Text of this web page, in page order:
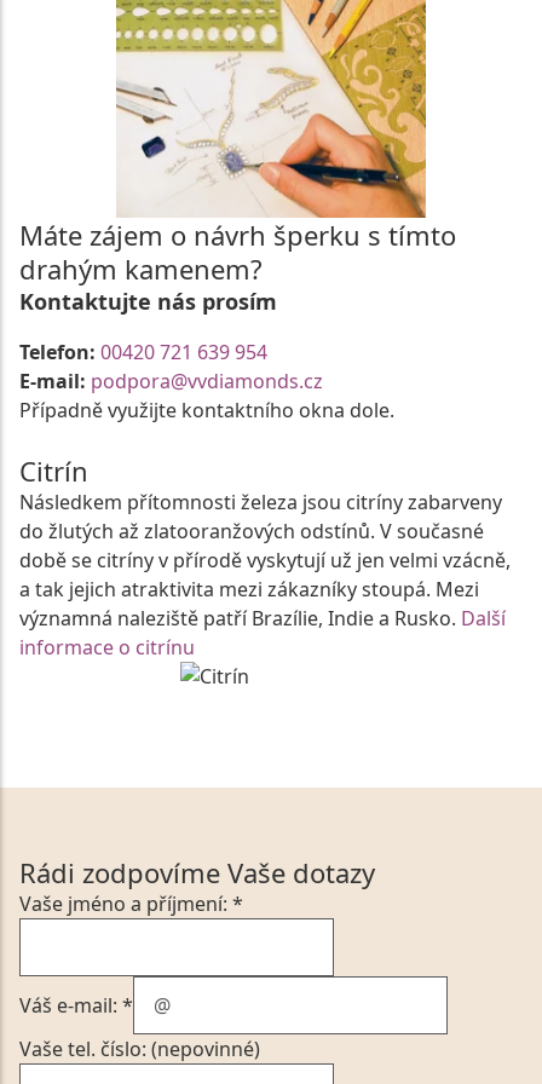
Máte zájem o návrh šperku s tímto
drahým kamenem?
Kontaktujte nás prosím
Telefon: 00420 721 639 954
E-mail: podpora@vvdiamonds.cz
Případně využijte kontaktního okna dole.
Citrín
Následkem přítomnosti železa jsou citríny zabarveny
do žlutých až zlatooranžových odstínů. V současné
době se citríny v přírodě vyskytují už jen velmi vzácně,
a tak jejich atraktivita mezi zákazníky stoupá. Mezi
významná naleziště patří Brazílie, Indie a Rusko. Další
informace o citrínu
Rádi zodpovíme Vaše dotazy
Vaše jméno a příjmení: *
Váš e-mail: *
Vaše tel. číslo: (nepovinné)